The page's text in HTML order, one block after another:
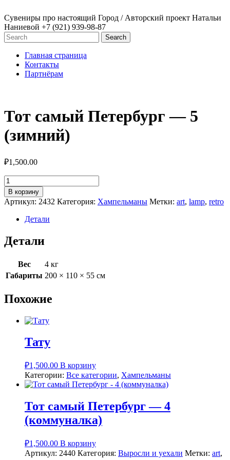
Сувениры про настоящий Город / Авторский проект Натальи
Наниевой +7 (921) 939-98-87
Главная страница
Контакты
Партнёрам
Тот самый Петербург — 5
(зимний)
₽1,500.00
Количество
товара
Тот
самый
Петербург
5
(зимний)
В корзину
Артикул: 2432 Категория: Хампельманы Метки: art, lamp, retro
Детали
Детали
Вес
4 кг
Габариты 200 × 110 × 55 см
Похожие
Тату
₽1,500.00 В корзину
Категории: Все категории, Хампельманы
Тот самый Петербург — 4
(коммуналка)
₽1,500.00 В корзину
Артикул: 2440 Категория: Выросли и уехали Метки: art,